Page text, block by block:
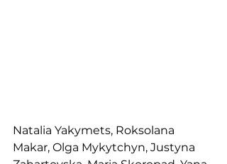
Natalia Yakymets, Roksolana
Makar, Olga Mykytchyn, Justyna